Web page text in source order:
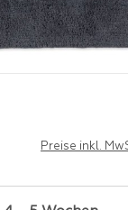
Preise inkl.